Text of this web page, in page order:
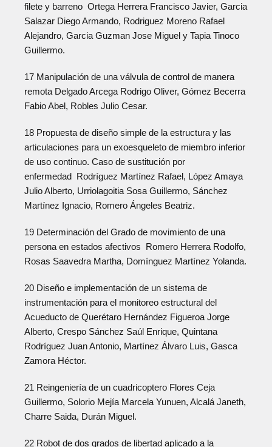
filete y barreno Ortega Herrera Francisco Javier, Garcia
Salazar Diego Armando, Rodriguez Moreno Rafael
Alejandro, Garcia Guzman Jose Miguel y Tapia Tinoco
Guillermo.
17 Manipulación de una válvula de control de manera
remota Delgado Arcega Rodrigo Oliver, Gómez Becerra
Fabio Abel, Robles Julio Cesar.
18 Propuesta de diseño simple de la estructura y las
articulaciones para un exoesqueleto de miembro inferior
de uso continuo. Caso de sustitución por
enfermedad Rodríguez Martínez Rafael, López Amaya
Julio Alberto, Urriolagoitia Sosa Guillermo, Sánchez
Martínez Ignacio, Romero Ángeles Beatriz.
19 Determinación del Grado de movimiento de una
persona en estados afectivos Romero Herrera Rodolfo,
Rosas Saavedra Martha, Domínguez Martínez Yolanda.
20 Diseño e implementación de un sistema de
instrumentación para el monitoreo estructural del
Acueducto de Querétaro Hernández Figueroa Jorge
Alberto, Crespo Sánchez Saúl Enrique, Quintana
Rodríguez Juan Antonio, Martínez Álvaro Luis, Gasca
Zamora Héctor.
21 Reingeniería de un cuadricoptero Flores Ceja
Guillermo, Solorio Mejía Marcela Yunuen, Alcalá Janeth,
Charre Saida, Durán Miguel.
22 Robot de dos grados de libertad aplicado a la